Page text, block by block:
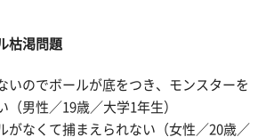
枯渇問題
いのでボールが底をつき、モンスターを
（男性／19歳／大学1年生）
がなくて捕まえられない（女性／20歳／